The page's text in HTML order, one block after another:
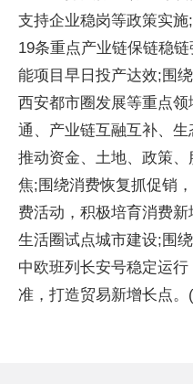
支持企业稳岗等政策实
19条重点产业链保链稳
能项目早日投产达效;围
西安都市圈发展等重点
通、产业链互融互补、生
推动资金、土地、政策
焦;围绕消费恢复抓促销
费活动，积极培育消费
生活圈试点城市建设;围
中欧班列长安号稳定运
准，打造贸易新增长点。